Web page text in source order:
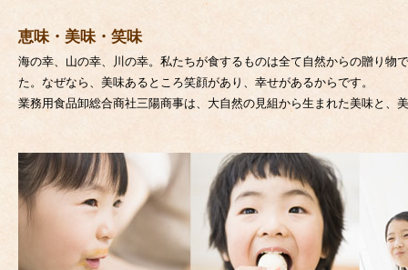
恵味・美味・笑味
海の幸、山の幸、川の幸。私たちが食するものは全て自然からの贈り
た。なぜなら、美味あるところ笑顔があり、幸せがあるからです。
業務用食品卸総合商社三陽商事は、大自然の見組から生まれた美味と、